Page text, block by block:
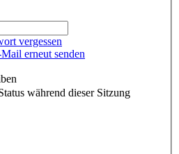
vergessen
erneut senden
während dieser Sitzung